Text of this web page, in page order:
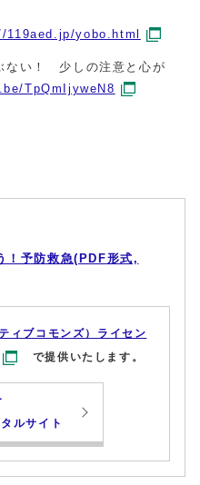
119aed.jp/yobo.html
ない！ 少しの注意と心が
TpQmIjyweN8
！予防救急(PDF形式,
ィブコモンズ）ライセン
で提供いたします。
ルサイト